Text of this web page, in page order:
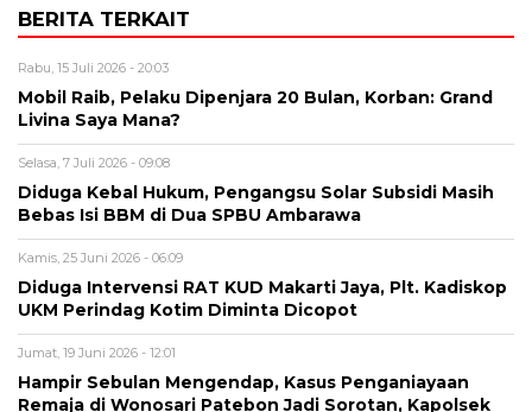
BERITA TERKAIT
Rabu, 15 Juli 2026 - 20:03
Mobil Raib, Pelaku Dipenjara 20 Bulan, Korban: Grand
Livina Saya Mana?
Selasa, 7 Juli 2026 - 09:08
Diduga Kebal Hukum, Pengangsu Solar Subsidi Masih
Bebas Isi BBM di Dua SPBU Ambarawa
Kamis, 25 Juni 2026 - 06:09
Diduga Intervensi RAT KUD Makarti Jaya, Plt. Kadiskop
UKM Perindag Kotim Diminta Dicopot
Jumat, 19 Juni 2026 - 12:01
Hampir Sebulan Mengendap, Kasus Penganiayaan
Remaja di Wonosari Patebon Jadi Sorotan, Kapolsek